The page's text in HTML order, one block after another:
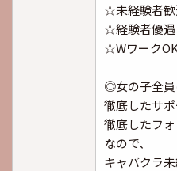
☆未経験者歓
☆経験者優遇
☆WワークOK
◎女の子全員
徹底したサ
徹底したフ
なので、
キャバクラ